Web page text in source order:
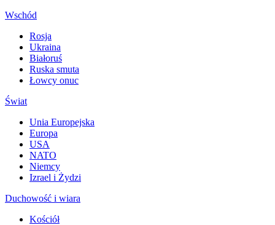
Wschód
Rosja
Ukraina
Białoruś
Ruska smuta
Łowcy onuc
Świat
Unia Europejska
Europa
USA
NATO
Niemcy
Izrael i Żydzi
Duchowość i wiara
Kościół